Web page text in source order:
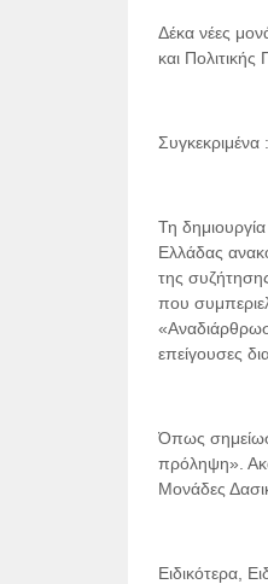
Δέκα νέες
και Πολιτικής
Συγκεκριμένα :
Τη
Ελλάδας
της
που
επείγουσες
Όπως
πρόληψη».
Μονάδες
Ειδικότερα,